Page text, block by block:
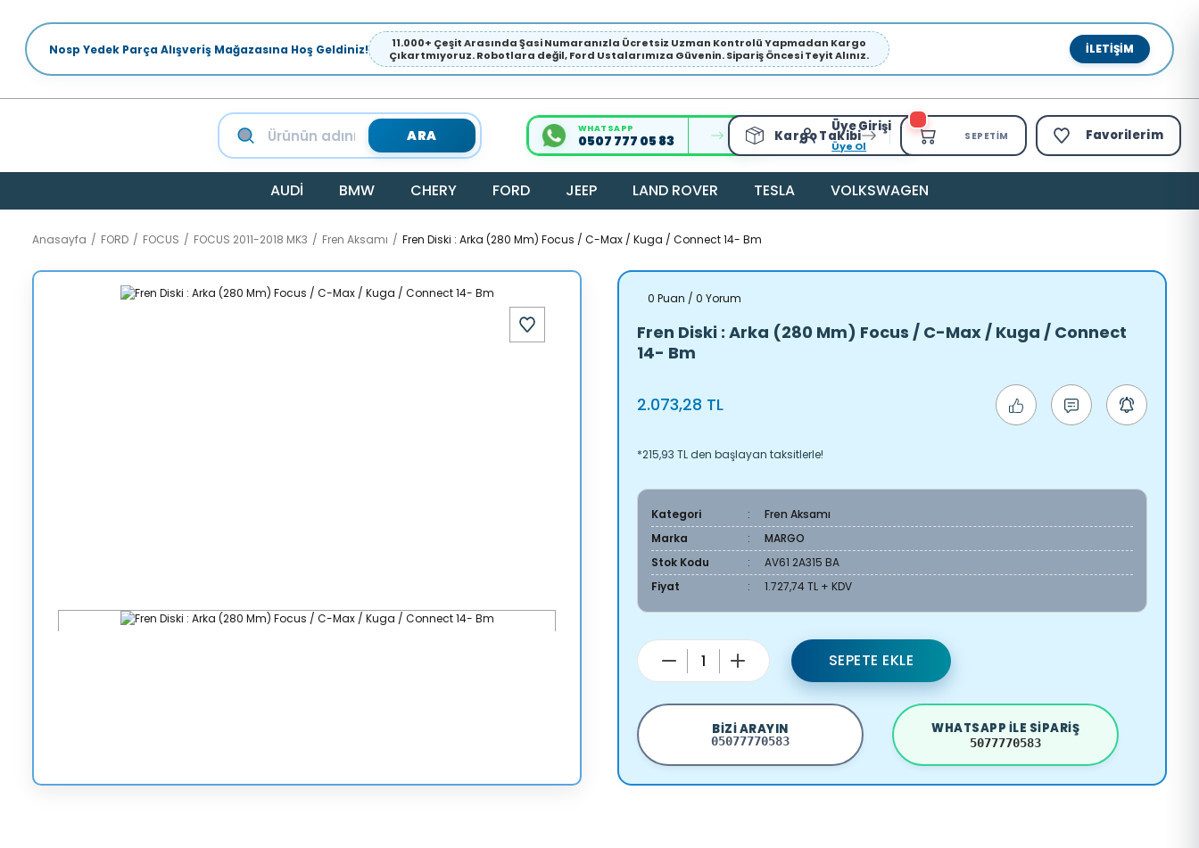
Nosp Yedek Parça Alışveriş Mağazasına Hoş Geldiniz!
11.000+ Çeşit Arasında Şasi Numaranızla Ücretsiz Uzman Kontrolü Yapmadan Kargo
Çıkartmıyoruz. Robotlara değil, Ford Ustalarımıza Güvenin. Sipariş Öncesi Teyit Alınız.
İLETIŞIM
ARA WHATSAPP
0507 777 05 83 Kargo Takibi
Üye Girişi
Üye Ol
SEPETIM Favorilerim
AUDİ BMW CHERY FORD JEEP LAND ROVER TESLA VOLKSWAGEN
Anasayfa FORD FOCUS FOCUS 2011-2018 MK3 Fren Aksamı Fren Diski : Arka (280 Mm) Focus / C-Max / Kuga / Connect 14- Bm
0 Puan / 0 Yorum
Fren Diski : Arka (280 Mm) Focus / C-Max / Kuga / Connect
14- Bm
2.073,28 TL
*215,93 TL den başlayan taksitlerle!
Kategori
Fren Aksamı
Marka
MARGO
Stok Kodu
AV61 2A315 BA
Fiyat
1.727,74 TL + KDV
SEPETE EKLE
BIZI ARAYIN
05077770583
WHATSAPP ILE SIPARIŞ
5077770583